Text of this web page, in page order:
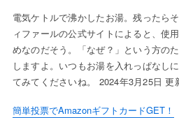
電気ケトルで沸かしたお湯。残ったら
ィファールの公式サイトによると、使
めなのだそう。「なぜ？」という方の
しますよ。いつもお湯を入れっぱなし
てみてくださいね。 2024年3月25日 更
簡単投票でAmazonギフトカードGET！